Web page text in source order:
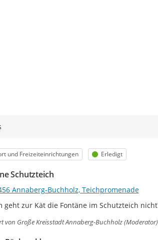
und Freizeiteinrichtungen Status
Erledigt
Schutzteich
Annaberg-Buchholz, Teichpromenade
geht zur Kät die Fontäne im Schutzteich
von Große Kreisstadt Annaberg-Buchholz (Moderator)